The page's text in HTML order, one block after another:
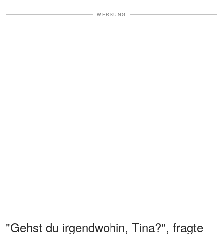
WERBUNG
"Gehst du irgendwohin, Tina?", fragte